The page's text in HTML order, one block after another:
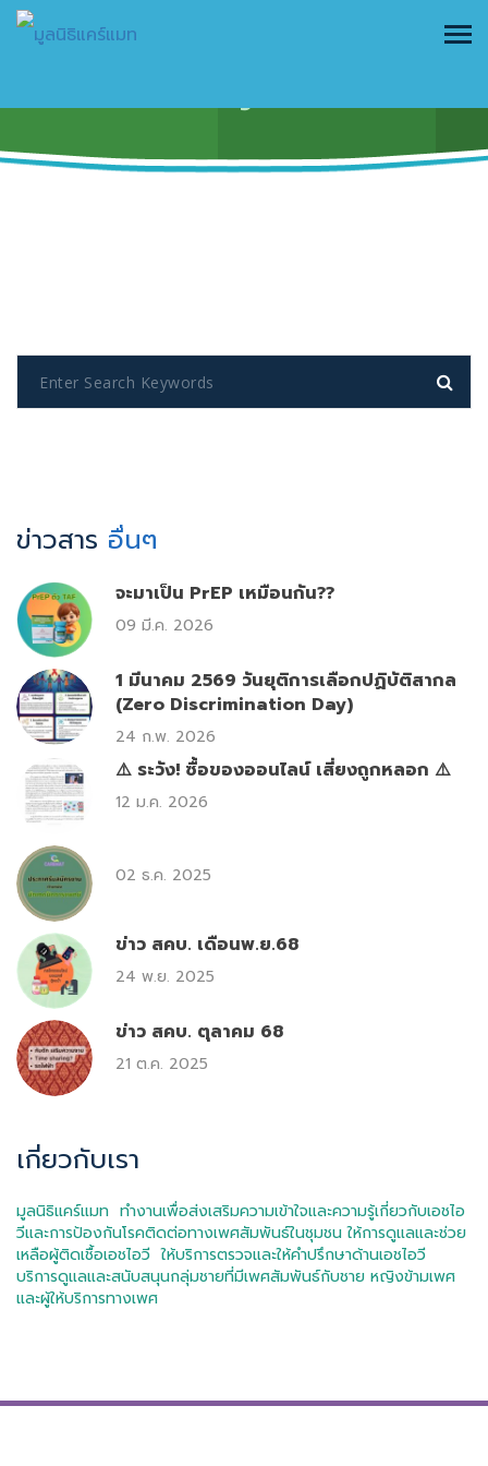
ข่าวสาร อื่นๆ
จะมาเป็น PrEP เหมือนกัน??
09 มี.ค. 2026
1 มีนาคม 2569 วันยุติการเลือกปฏิบัติสากล
(Zero Discrimination Day)
24 ก.พ. 2026
⚠️ ระวัง! ซื้อของออนไลน์ เสี่ยงถูกหลอก ⚠️
12 ม.ค. 2026
02 ธ.ค. 2025
ข่าว สคบ. เดือนพ.ย.68
24 พ.ย. 2025
ข่าว สคบ. ตุลาคม 68
21 ต.ค. 2025
เกี่ยวกับเรา
มูลนิธิแคร์แมท ทำงานเพื่อส่งเสริมความเข้าใจและความรู้เกี่ยวกับเอชไอ
วีและการป้องกันโรคติดต่อทางเพศสัมพันธ์ในชุมชน ให้การดูแลและช่วย
เหลือผู้ติดเชื้อเอชไอวี ให้บริการตรวจและให้คำปรึกษาด้านเอชไอวี
บริการดูแลและสนับสนุนกลุ่มชายที่มีเพศสัมพันธ์กับชาย หญิงข้ามเพศ
และผู้ให้บริการทางเพศ